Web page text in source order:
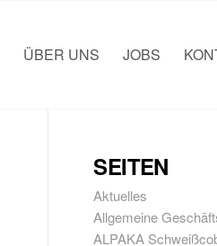
ÜBER UNS JOBS
SEITEN
Aktuelles
Allgemeine
ALPAKA